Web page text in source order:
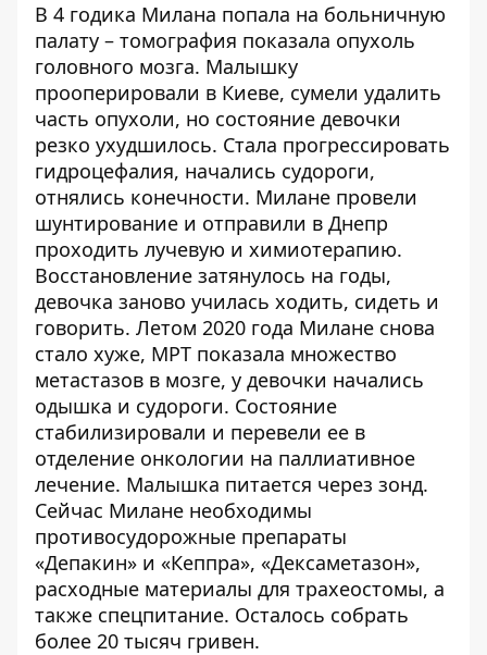
В 4 годика Милана попала на больничную
палату – томография показала опухоль
головного мозга. Малышку
прооперировали в Киеве, сумели удалить
часть опухоли, но состояние девочки
резко ухудшилось. Стала прогрессировать
гидроцефалия, начались судороги,
отнялись конечности. Милане провели
шунтирование и отправили в Днепр
проходить лучевую и химиотерапию.
Восстановление затянулось на годы,
девочка заново училась ходить, сидеть и
говорить. Летом 2020 года Милане снова
стало хуже, МРТ показала множество
метастазов в мозге, у девочки начались
одышка и судороги. Состояние
стабилизировали и перевели ее в
отделение онкологии на паллиативное
лечение. Малышка питается через зонд.
Сейчас Милане необходимы
противосудорожные препараты
«Депакин» и «Кеппра», «Дексаметазон»,
расходные материалы для трахеостомы, а
также спецпитание. Осталось собрать
более 20 тысяч гривен.